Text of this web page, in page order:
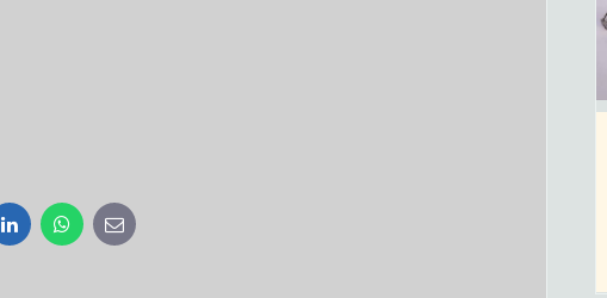
LinkedInWhatsApp
E-
mail